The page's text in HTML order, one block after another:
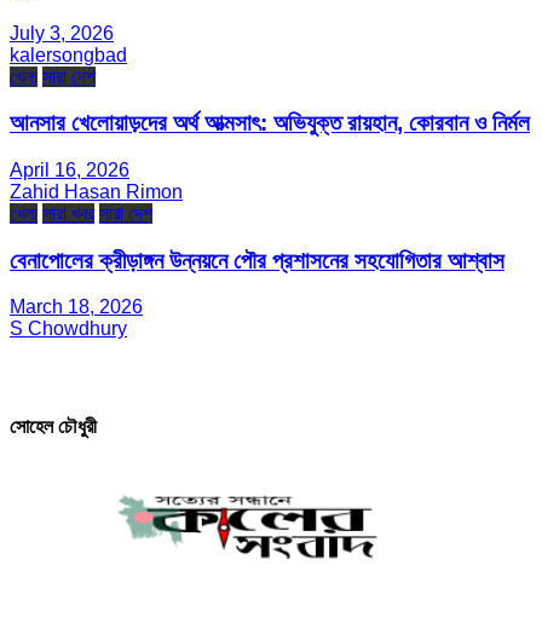
July 3, 2026
kalersongbad
খেলা সারা দেশ
আনসার খেলোয়াড়দের অর্থ আত্মসাৎ: অভিযুক্ত রায়হান, কোরবান ও নির্মল
April 16, 2026
Zahid Hasan Rimon
খেলা সারা খবর সারা দেশ
বেনাপোলের ক্রীড়াঙ্গন উন্নয়নে পৌর প্রশাসনের সহযোগিতার আশ্বাস
March 18, 2026
S Chowdhury
সোহেল চৌধুরী